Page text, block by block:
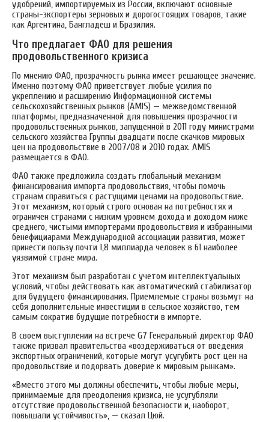
удобрений, импортируемых из России, включают основные
страны-экспортеры зерновых и дорогостоящих товаров, такие
как Аргентина, Бангладеш и Бразилия.
Что предлагает ФАО для решения
продовольственного кризиса
По мнению ФАО, прозрачность рынка имеет решающее значение.
Именно поэтому ФАО приветствует любые усилия по
укреплению и расширению Информационной системы
сельскохозяйственных рынков (AMIS) — межведомственной
платформы, предназначенной для повышения прозрачности
продовольственных рынков, запущенной в 2011 году министрами
сельского хозяйства Группы двадцати после скачков мировых
цен на продовольствие в 2007/08 и 2010 годах. AMIS
размещается в ФАО.
ФАО также предложила создать глобальный механизм
финансирования импорта продовольствия, чтобы помочь
странам справиться с растущими ценами на продовольствие.
Этот механизм, который строго основан на потребностях и
ограничен странами с низким уровнем дохода и доходом ниже
среднего, чистыми импортерами продовольствия и избранными
бенефициарами Международной ассоциации развития, может
принести пользу почти 1,8 миллиарда человек в 61 наиболее
уязвимой стране мира.
Этот механизм был разработан с учетом интеллектуальных
условий, чтобы действовать как автоматический стабилизатор
для будущего финансирования. Приемлемые страны возьмут на
себя дополнительные инвестиции в сельское хозяйство, тем
самым сократив будущие потребности в импорте.
В своем выступлении на встрече G7 Генеральный директор ФАО
также призвал правительства «воздерживаться от введения
экспортных ограничений, которые могут усугубить рост цен на
продовольствие и подорвать доверие к мировым рынкам».
«Вместо этого мы должны обеспечить, чтобы любые меры,
принимаемые для преодоления кризиса, не усугубляли
отсутствие продовольственной безопасности и, наоборот,
повышали устойчивость», — сказал Цюй.